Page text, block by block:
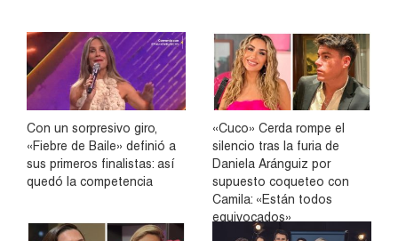
Con un sorpresivo giro,
«Fiebre de Baile» definió a
sus primeros finalistas: así
quedó la competencia
«Cuco» Cerda rompe el
silencio tras la furia de
Daniela Aránguiz por
supuesto coqueteo con
Camila: «Están todos
equivocados»